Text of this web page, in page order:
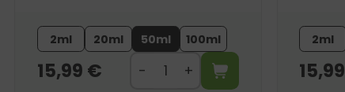
2ml 20ml 50ml 100ml
15,99 €
2ml
15,99